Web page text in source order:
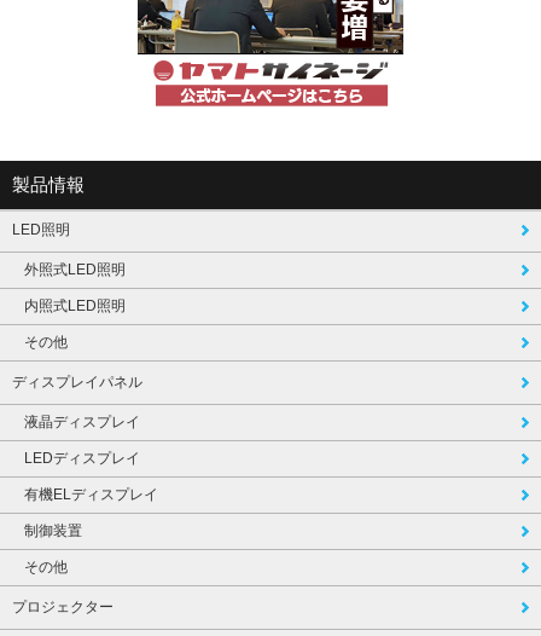
製品情報
LED照明
外照式LED照明
内照式LED照明
その他
ディスプレイパネル
液晶ディスプレイ
LEDディスプレイ
有機ELディスプレイ
制御装置
その他
プロジェクター